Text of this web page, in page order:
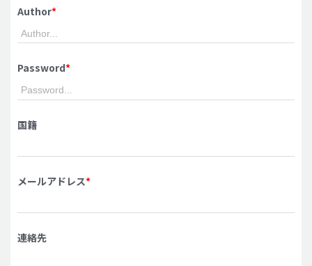
病院紹介
安全整形
ご相談のお問い合わせ
Author*
Password*
国籍
メールアドレス*
連絡先